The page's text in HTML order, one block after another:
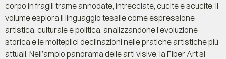
corpo in fragili trame annodate, intrecciate, cucite e scucite. Il
volume esplora il linguaggio tessile come espressione
artistica, culturale e politica, analizzandone l’evoluzione
storica e le molteplici declinazioni nelle pratiche artistiche più
attuali. Nell’ampio panorama delle arti visive, la Fiber Art si